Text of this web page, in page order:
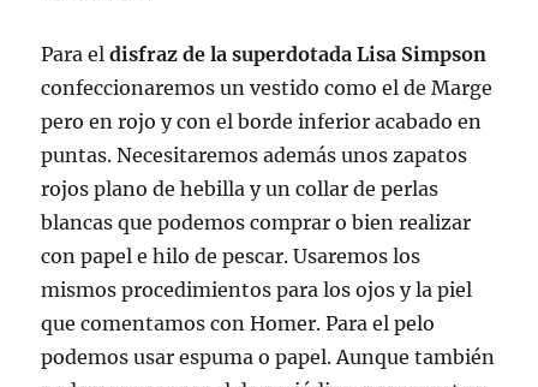
Para eldisfraz de la superdotada Lisa Simpson
confeccionaremos un vestido como el de Marge
pero en rojo y con el borde inferior acabado en
puntas. Necesitaremos además unos zapatos
rojos plano de hebilla y un collar de perlas
blancas que podemos comprar o bien realizar
con papel e hilo de pescar. Usaremos los
mismos procedimientos para los ojos y la piel
que comentamos con Homer. Para el pelo
podemos usar espuma o papel. Aunque también